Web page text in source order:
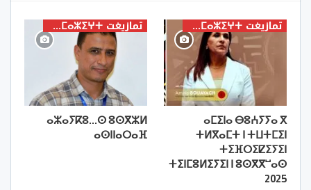
تمازيغت ⵜⴰⵎⴰⵣⵉⵖⵜ
ⴰⵎⵉⵏⴰ ⴱⵓⵄⵢⵢⴰ ⴳ
ⵜⵍⴳⴰⵎⵜ ⵏ ⵜⵡⵜⵎⵉⵏ
ⵜⵉⴼⵔⵉⵇⵉⵢⵉⵏ
ⵜⵉⵏⵎⵓⵍⵉⵢⵉⵏ ⵏ ⵓⵙⴳⴳⵯⴰⵙ
2025
تمازيغت ⵜⴰⵎⴰⵣⵉⵖⵜ
ⴰⵣⴰⵢⴽⵓ…ⵙ ⵓⵙⴳⵣⵍ
ⴰⵙⵏⵏⴰⵔⴰⴼ